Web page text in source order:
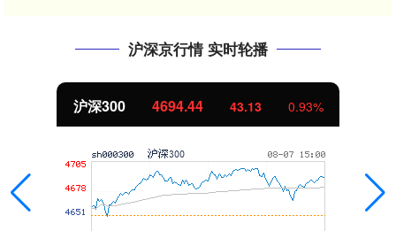
沪深京行情 实时轮播
沪深300 4694.44 43.13 0.93%